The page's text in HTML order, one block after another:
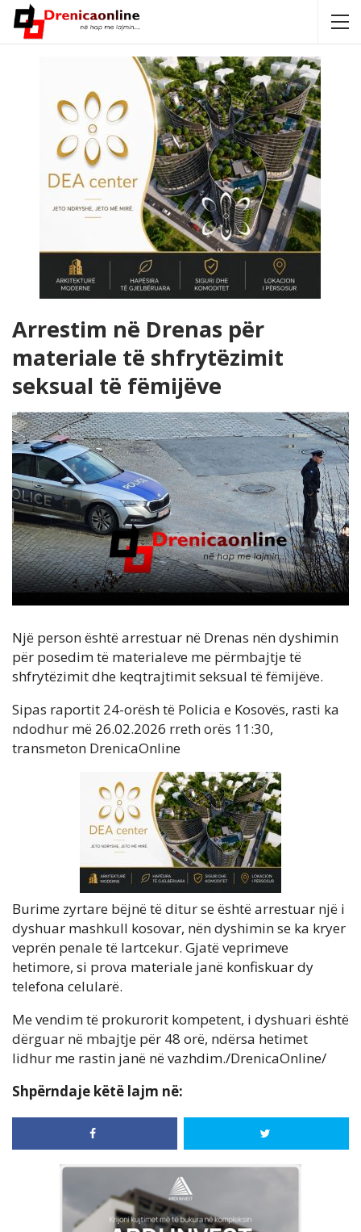
Arrestim në Drenas për
materiale të shfrytëzimit
seksual të fëmijëve
Një person është arrestuar në Drenas nën dyshimin
për posedim të materialeve me përmbajtje të
shfrytëzimit dhe keqtrajtimit seksual të fëmijëve.
Sipas raportit 24-orësh të Policia e Kosovës, rasti ka
ndodhur më 26.02.2026 rreth orës 11:30,
transmeton DrenicaOnline
Burime zyrtare bëjnë të ditur se është arrestuar një i
dyshuar mashkull kosovar, nën dyshimin se ka kryer
veprën penale të lartcekur. Gjatë veprimeve
hetimore, si prova materiale janë konfiskuar dy
telefona celularë.
Me vendim të prokurorit kompetent, i dyshuari është
dërguar në mbajtje për 48 orë, ndërsa hetimet
lidhur me rastin janë në vazhdim./DrenicaOnline/
Shpërndaje këtë lajm në: